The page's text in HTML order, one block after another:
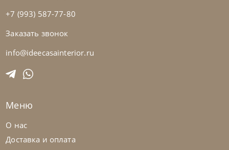
Bontempi
Стул Nata
+7 (993) 587-77-80
Заказать звонок
info@ideecasainterior.ru
Меню
О нас
Доставка и оплата